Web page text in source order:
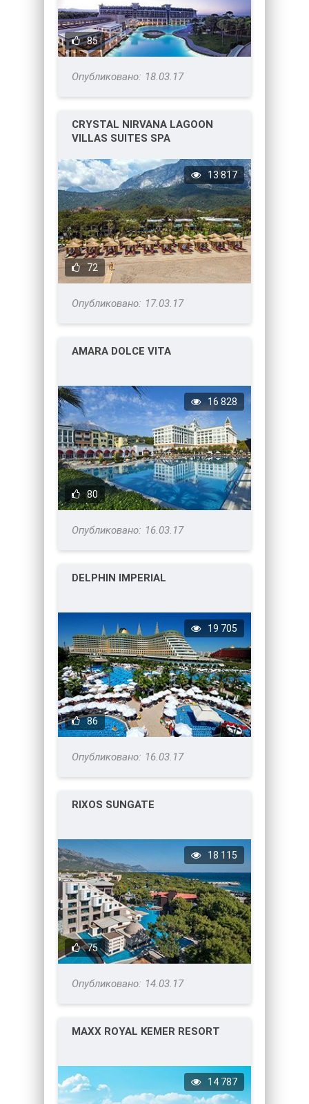
85
18.03.17
CRYSTAL NIRVANA LAGOON
VILLAS SUITES SPA
72
13 817
17.03.17
AMARA DOLCE VITA
80
16 828
16.03.17
DELPHIN IMPERIAL
86
19 705
16.03.17
RIXOS SUNGATE
75
18 115
14.03.17
MAXX ROYAL KEMER RESORT
14 787